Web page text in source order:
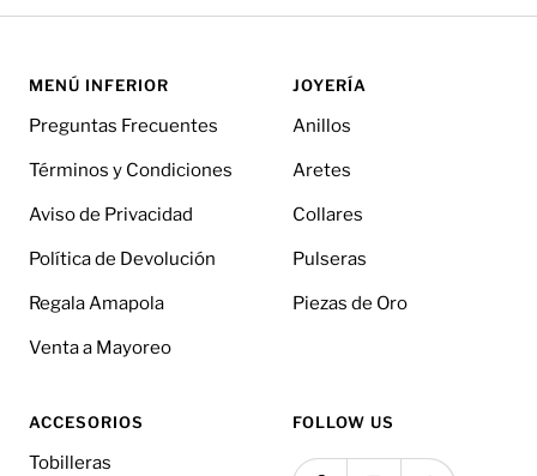
MENÚ INFERIOR
Preguntas Frecuentes
Términos y Condiciones
Aviso de Privacidad
Política de Devolución
Regala Amapola
Venta a Mayoreo
JOYERÍA
Anillos
Aretes
Collares
Pulseras
Piezas de Oro
ACCESORIOS
Tobilleras
FOLLOW US